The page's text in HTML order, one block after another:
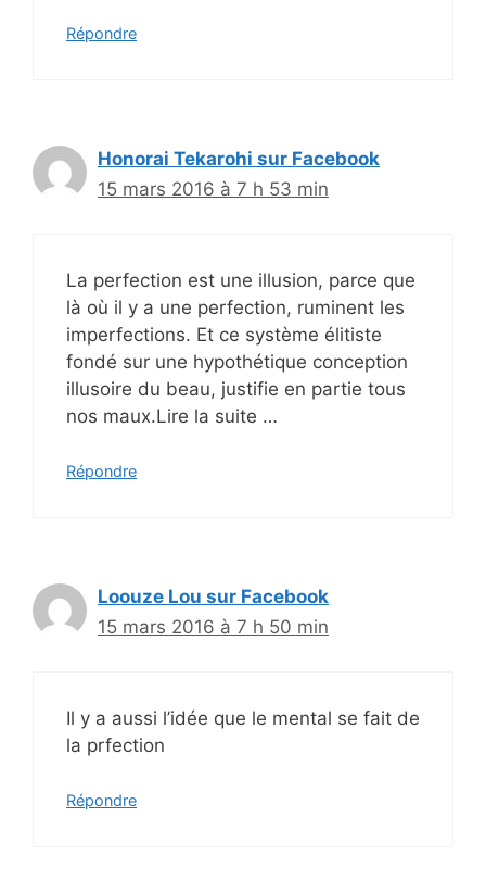
Répondre
Honorai Tekarohi sur Facebook
15 mars 2016 à 7 h 53 min
La perfection est une illusion, parce que
là où il y a une perfection, ruminent les
imperfections. Et ce système élitiste
fondé sur une hypothétique conception
illusoire du beau, justifie en partie tous
nos maux.Lire la suite …
Répondre
Loouze Lou sur Facebook
15 mars 2016 à 7 h 50 min
Il y a aussi l’idée que le mental se fait de
la prfection
Répondre